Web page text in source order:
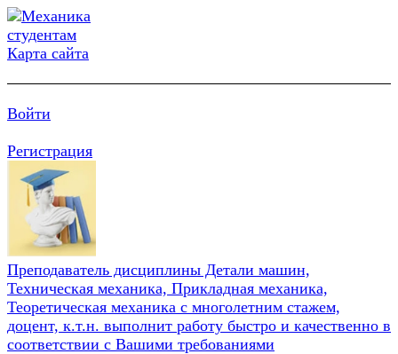
Карта сайта
Войти
Регистрация
Преподаватель дисциплины Детали машин,
Техническая механика, Прикладная механика,
Теоретическая механика с многолетним стажем,
доцент, к.т.н. выполнит работу быстро и качественно в
соответствии с Вашими требованиями